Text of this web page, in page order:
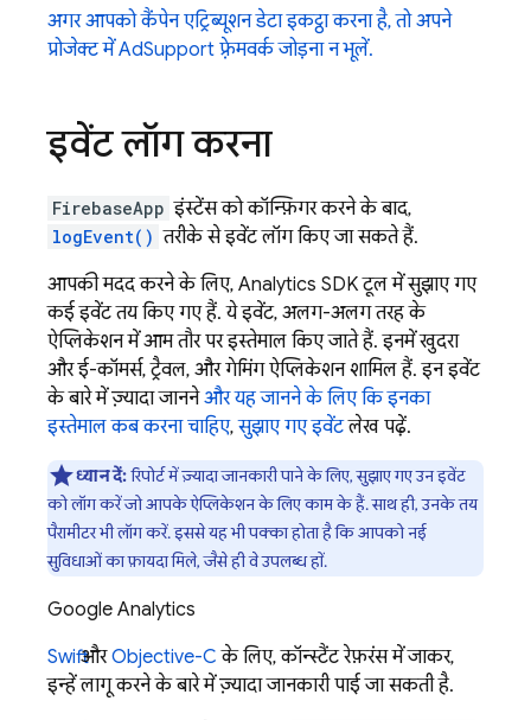
अगर आपको कैंपेन एट्रिब्यूशन डेटा इकट्ठा करना है, तो अपने
प्रोजेक्ट में AdSupport फ़्रेमवर्क जोड़ना न भूलें.
इवेंट लॉग करना
FirebaseApp इंस्टेंस को कॉन्फ़िगर करने के बाद,
logEvent() तरीके से इवेंट लॉग किए जा सकते हैं.
आपकी मदद करने के लिए, Analytics SDK टूल में सुझाए गए
कई इवेंट तय किए गए हैं. ये इवेंट, अलग-अलग तरह के
ऐप्लिकेशन में आम तौर पर इस्तेमाल किए जाते हैं. इनमें खुदरा
और ई-कॉमर्स, ट्रैवल, और गेमिंग ऐप्लिकेशन शामिल हैं. इन इवेंट
के बारे में ज़्यादा जाननेऔर यह जानने के लिए कि इनका
इस्तेमाल कब करना चाहिए,सुझाए गए इवेंटलेख पढ़ें.
ध्यान दें:रिपोर्ट में ज़्यादा जानकारी पाने के लिए, सुझाए गए उन इवेंट
को लॉग करें जो आपके ऐप्लिकेशन के लिए काम के हैं. साथ ही, उनके तय
पैरामीटर भी लॉग करें. इससे यह भी पक्का होता है कि आपको नई
सुविधाओं का फ़ायदा मिले, जैसे ही वे उपलब्ध हों.
Google Analytics
SwiftऔरObjective-C के लिए, कॉन्स्टैंट रेफ़रंस में जाकर,
इन्हें लागू करने के बारे में ज़्यादा जानकारी पाई जा सकती है.